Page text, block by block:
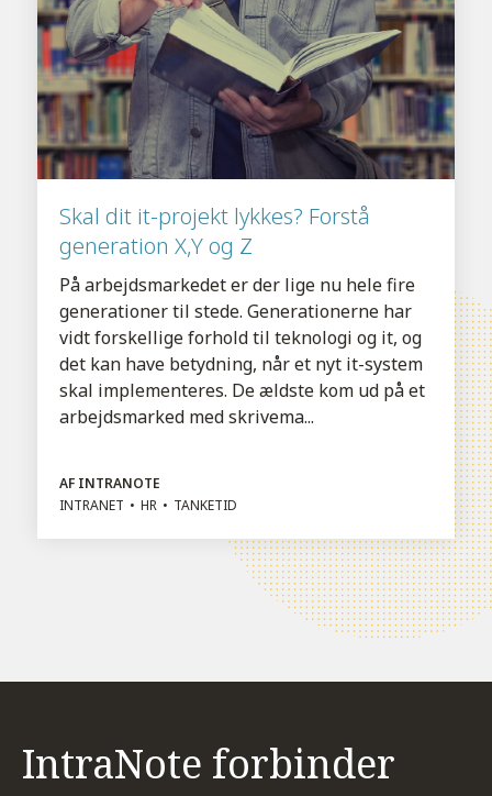
Skal dit it-projekt lykkes? Forstå
generation X,Y og Z
På arbejdsmarkedet er der lige nu hele fire
generationer til stede. Generationerne har
vidt forskellige forhold til teknologi og it, og
det kan have betydning, når et nyt it-system
skal implementeres. De ældste kom ud på et
arbejdsmarked med skrivema...
AF INTRANOTE
INTRANET
HR TANKETID
IntraNote forbinder